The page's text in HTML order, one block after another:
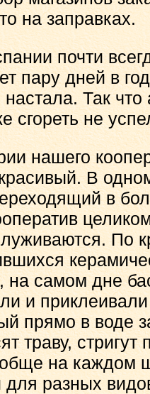
на заправках.
почти
пару дней в
Так
сгореть не
нашего
В
в
По
на самом дне
и приклеивали
прямо в воде
траву,
на каждом
для разных